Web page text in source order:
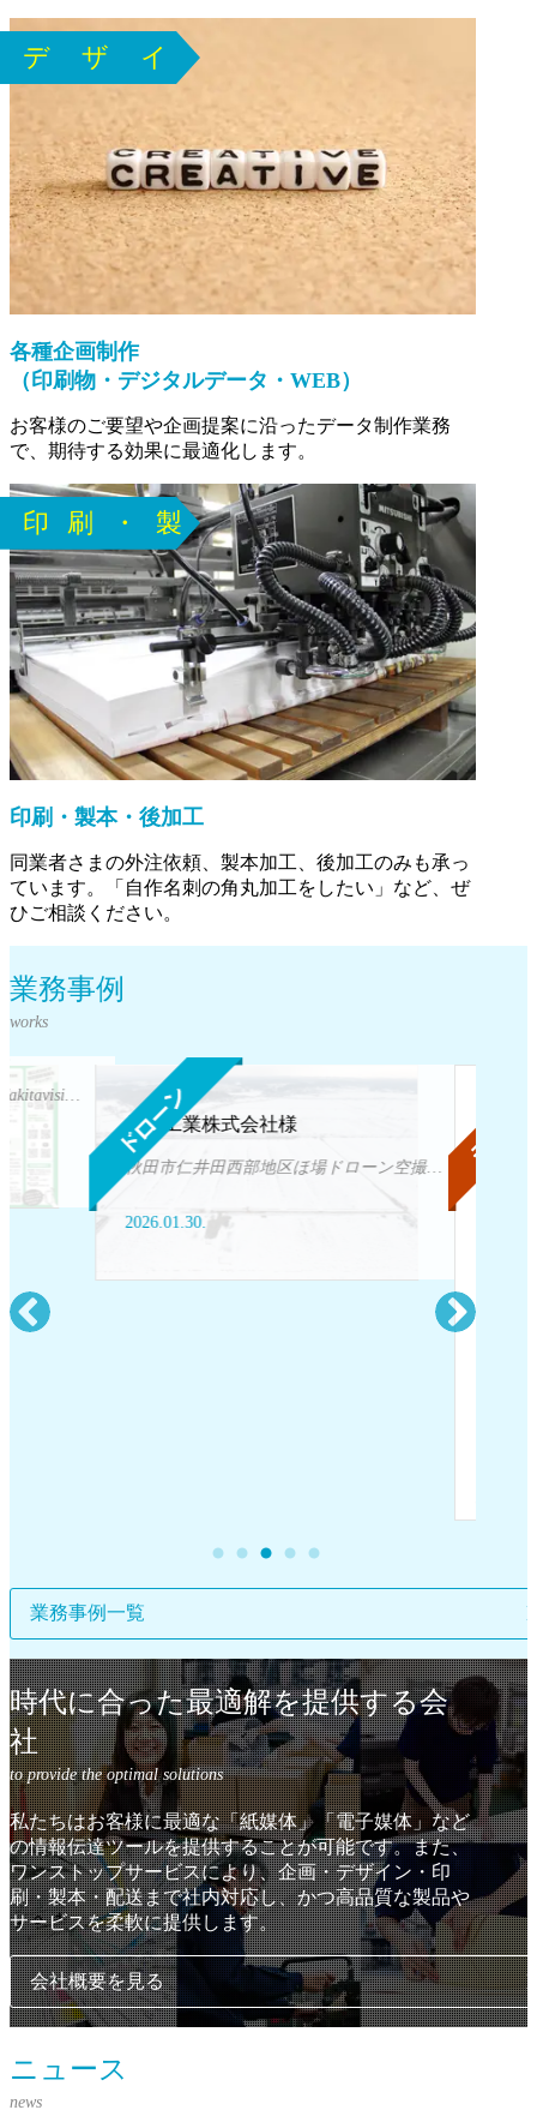
各種企画制作
（印刷物・デジタルデータ・WEB）
お客様のご要望や企画提案に沿ったデータ制作業務
で、期待する効果に最適化します。
印刷・製本・後加工
同業者さまの外注依頼、製本加工、後加工のみも承っ
ています。「自作名刺の角丸加工をしたい」など、ぜ
ひご相談ください。
業務事例
Next
https://www.akita-ebooks.jp/special/akitavision/
伊藤工業株式会社様
秋田市仁井田西部地区ほ場ドローン空撮（2026年1月撮影）
2026.01.30.
業務事例一覧
時代に合った最適解を提供する会
社
私たちはお客様に最適な「紙媒体」「電子媒体」など
の情報伝達ツールを提供することが可能です。また、
ワンストップサービスにより、企画・デザイン・印
刷・製本・配送まで社内対応し、かつ高品質な製品や
サービスを柔軟に提供します。
会社概要を見る
ニュース